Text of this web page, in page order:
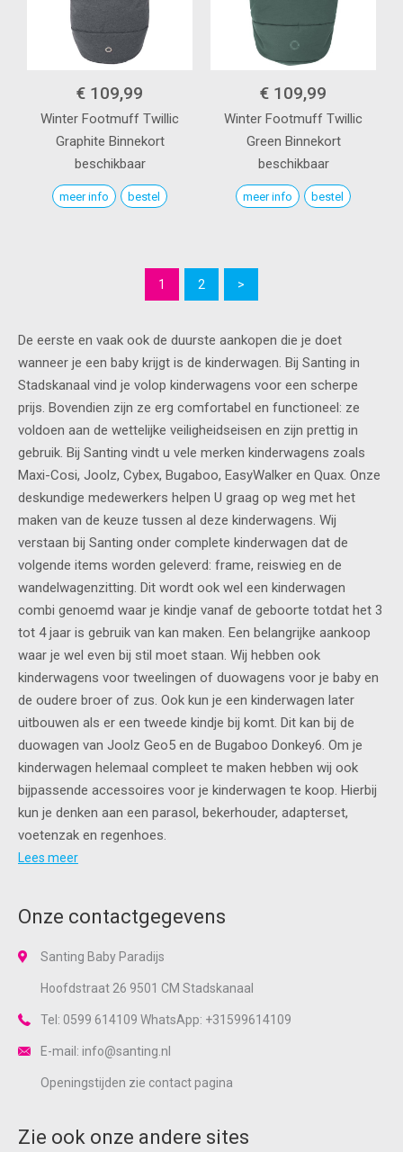
€ 109,99
Winter Footmuff Twillic
Graphite Binnekort
beschikbaar
meer info bestel
€ 109,99
Winter Footmuff Twillic
Green Binnekort
beschikbaar
meer info bestel
1 2 >
De eerste en vaak ook de duurste aankopen die je doet
wanneer je een baby krijgt is de kinderwagen. Bij Santing in
Stadskanaal vind je volop kinderwagens voor een scherpe
prijs. Bovendien zijn ze erg comfortabel en functioneel: ze
voldoen aan de wettelijke veiligheidseisen en zijn prettig in
gebruik. Bij Santing vindt u vele merken kinderwagens zoals
Maxi-Cosi, Joolz, Cybex, Bugaboo, EasyWalker en Quax. Onze
deskundige medewerkers helpen U graag op weg met het
maken van de keuze tussen al deze kinderwagens. Wij
verstaan bij Santing onder complete kinderwagen dat de
volgende items worden geleverd: frame, reiswieg en de
wandelwagenzitting. Dit wordt ook wel een kinderwagen
combi genoemd waar je kindje vanaf de geboorte totdat het 3
tot 4 jaar is gebruik van kan maken. Een belangrijke aankoop
waar je wel even bij stil moet staan. Wij hebben ook
kinderwagens voor tweelingen of duowagens voor je baby en
de oudere broer of zus. Ook kun je een kinderwagen later
uitbouwen als er een tweede kindje bij komt. Dit kan bij de
duowagen van Joolz Geo5 en de Bugaboo Donkey6. Om je
kinderwagen helemaal compleet te maken hebben wij ook
bijpassende accessoires voor je kinderwagen te koop. Hierbij
kun je denken aan een parasol, bekerhouder, adapterset,
voetenzak en regenhoes.
Lees meer
Onze contactgegevens
Santing Baby Paradijs
Hoofdstraat 26 9501 CM Stadskanaal
Tel: 0599 614109 WhatsApp: +31599614109
E-mail: info@santing.nl
Openingstijden zie contactpagina
Zie ook onze andere sites